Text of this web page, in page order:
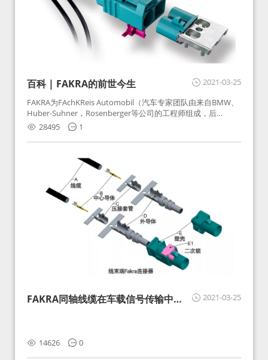
2021-03-25
百科 | FAKRA的前世今生
FAKRA为FAchKReis Automobil（汽车专家团队由来自BMW、
Huber-Suhner，Rosenberger等公司的工程师组成，后
Huber-Suhner相关连接器业务及技术在2010年并入
Rosenberger）缩写。起初为BMW需求用于车载收音机天线连
接，如今FAKRA已成为汽车行业通用标准的射频连接器，被业
28495 1
2021-03-25
FAKRA同轴线缆在车载信号传输中的
14626 0